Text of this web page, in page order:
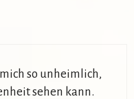
so unheimlich,
sehen kann.